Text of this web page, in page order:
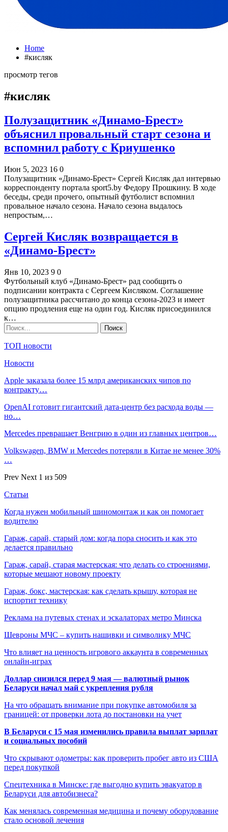
Home
#кисляк
просмотр тегов
#кисляк
Полузащитник «Динамо-Брест»
объяснил провальный старт сезона и
вспомнил работу с Криушенко
Июн 5, 2023 16 0
Полузащитник «Динамо-Брест» Сергей Кисляк дал интервью
корреспонденту портала sport5.by Федору Прошкину. В ходе
беседы, среди прочего, опытный футболист вспомнил
провальное начало сезона. Начало сезона выдалось
непростым,…
Сергей Кисляк возвращается в
«Динамо-Брест»
Янв 10, 2023 9 0
Футбольный клуб «Динамо-Брест» рад сообщить о
подписании контракта с Сергеем Кисляком. Соглашение
полузащитника рассчитано до конца сезона-2023 и имеет
опцию продления еще на один год. Кисляк присоединился
к…
ТОП новости
Новости
Apple заказала более 15 млрд американских чипов по
контракту…
OpenAI готовит гигантский дата-центр без расхода воды —
но…
Mercedes превращает Венгрию в один из главных центров…
Volkswagen, BMW и Mercedes потеряли в Китае не менее 30%
…
Prev Next 1 из 509
Статьи
Когда нужен мобильный шиномонтаж и как он помогает
водителю
Гараж, сарай, старый дом: когда пора сносить и как это
делается правильно
Гараж, сарай, старая мастерская: что делать со строениями,
которые мешают новому проекту
Гараж, бокс, мастерская: как сделать крышу, которая не
испортит технику
Реклама на путевых стенах и эскалаторах метро Минска
Шевроны МЧС – купить нашивки и символику МЧС
Что влияет на ценность игрового аккаунта в современных
онлайн-играх
Доллар снизился перед 9 мая — валютный рынок
Беларуси начал май с укрепления рубля
На что обращать внимание при покупке автомобиля за
границей: от проверки лота до постановки на учет
В Беларуси с 15 мая изменились правила выплат зарплат
и социальных пособий
Что скрывают одометры: как проверить пробег авто из США
перед покупкой
Спецтехника в Минске: где выгодно купить эвакуатор в
Беларуси для автобизнеса?
Как менялась современная медицина и почему оборудование
стало основой лечения